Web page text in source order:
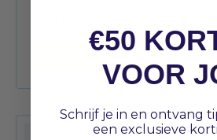
€50
VOOR
Schrijf je in en ontvang
een exclusieve